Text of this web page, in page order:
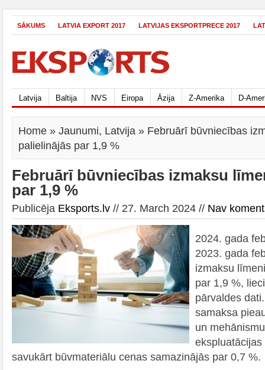
SĀKUMS LATVIA EXPORT 2017 LATVIJAS EKSPORTPRECE 2017
Latvija Baltija NVS Eiropa Āzija Z-Amerika D-
Home » Jaunumi, Latvija » Februārī būvniecības
palielinājās par 1,9 %
Februārī būvniecības izmaksu
par 1,9 %
Publicēja Eksports.lv // 27. March 2024 // Nav
2024. gada
2023. gada
izmaksu
par 1,9 %,
pārvaldes
samaksa
un
savukārt būvmateriālu cenas samazinājās par 0,7 %.